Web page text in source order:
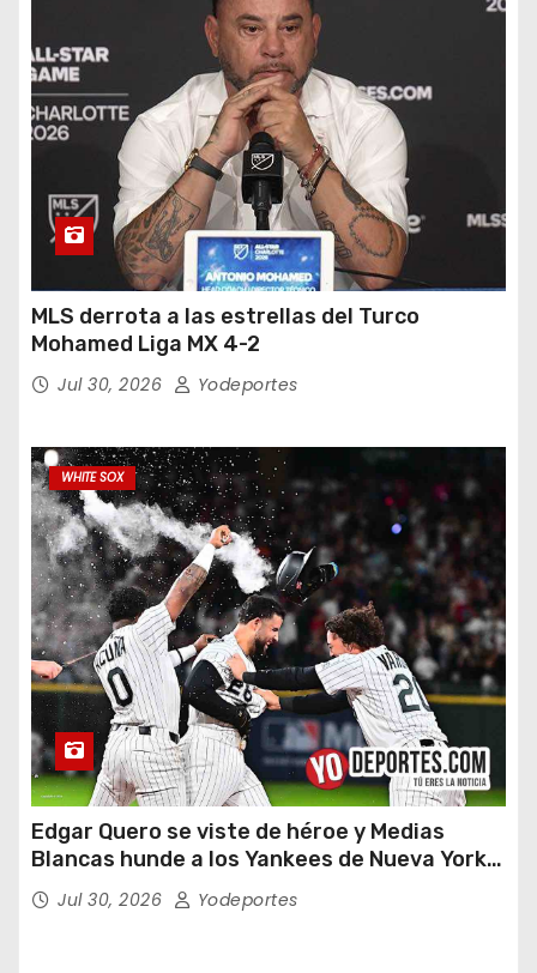
MLS derrota a las estrellas del Turco
Mohamed Liga MX 4-2
Jul 30, 2026 Yodeportes
WHITE SOX
Edgar Quero se viste de héroe y Medias
Blancas hunde a los Yankees de Nueva York
en doce entradas
Jul 30, 2026 Yodeportes